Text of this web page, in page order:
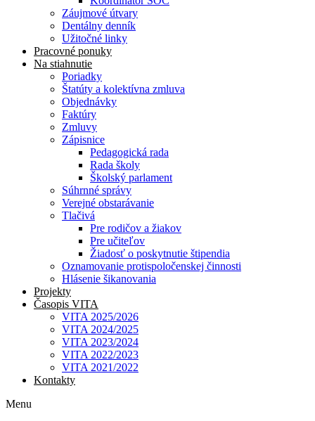
Záujmové útvary
Dentálny denník
Užitočné linky
Pracovné ponuky
Na stiahnutie
Poriadky
Štatúty a kolektívna zmluva
Objednávky
Faktúry
Zmluvy
Zápisnice
Pedagogická rada
Rada školy
Školský parlament
Súhrnné správy
Verejné obstarávanie
Tlačivá
Pre rodičov a žiakov
Pre učiteľov
Žiadosť o poskytnutie štipendia
Oznamovanie protispoločenskej činnosti
Hlásenie šikanovania
Projekty
Časopis VITA
VITA 2025/2026
VITA 2024/2025
VITA 2023/2024
VITA 2022/2023
VITA 2021/2022
Kontakty
Menu